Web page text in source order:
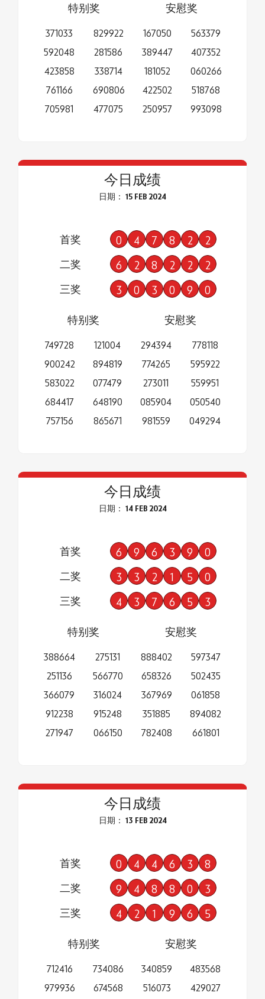
特别奖
371033
592048
423858
761166
705981
829922
281586
338714
690806
477075
安慰奖
167050
389447
181052
422502
250957
563379
407352
060266
518768
993098
今日成绩
日期： 15 FEB 2024
首奖 0 4 7 8 2 2
二奖 6 2 8 2 2 2
三奖 3 0 3 0 9 0
特别奖
749728
900242
583022
684417
757156
121004
894819
077479
648190
865671
安慰奖
294394
774265
273011
085904
981559
778118
595922
559951
050540
049294
今日成绩
日期： 14 FEB 2024
首奖 6 9 6 3 9 0
二奖 3 3 2 1 5 0
三奖 4 3 7 6 5 3
特别奖
388664
251136
366079
912238
271947
275131
566770
316024
915248
066150
安慰奖
888402
658326
367969
351885
782408
597347
502435
061858
894082
661801
今日成绩
日期： 13 FEB 2024
首奖 0 4 4 6 3 8
二奖 9 4 8 8 0 3
三奖 4 2 1 9 6 5
特别奖
712416
979936
734086
674568
安慰奖
340859
516073
483568
429027